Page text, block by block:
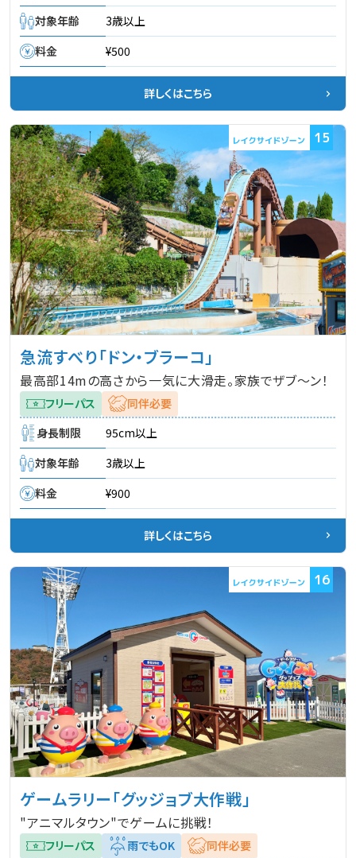
対象年齢
3歳以上
料金
¥500
詳しくはこちら
15
急流すべり「ドン・ブラーコ」
最高部14mの高さから一気に大滑走。家族でザブ～ン！
フリーパス
同伴必要
身長制限
95cm以上
対象年齢
3歳以上
料金
¥900
詳しくはこちら
16
ゲームラリー「グッジョブ大作戦」
"アニマルタウン"でゲームに挑戦！
フリーパス 雨でもOK
同伴必要